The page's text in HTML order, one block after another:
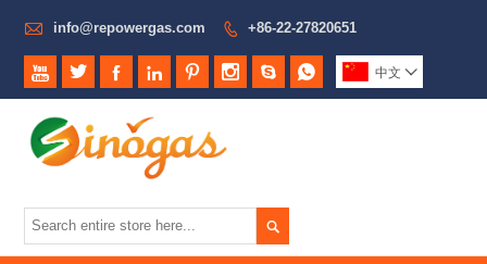
 info@repowergas.com  +86-22-27820651
        中文 
